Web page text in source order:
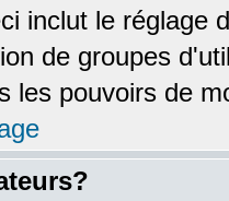
inclut le réglage
de groupes
les pouvoirs de